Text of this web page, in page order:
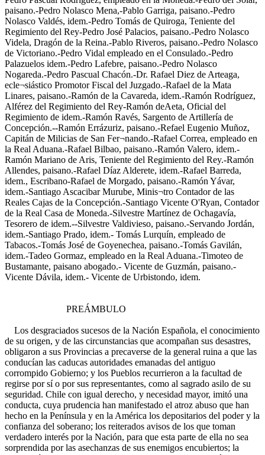
PREÁMBULO
Los desgraciados sucesos de la Nación Española, el conocimiento
de su origen, y de las circunstancias que acompañan sus desastres,
obligaron a sus Provincias a precaverse de la general ruina a que las
conducían las caducas autoridades emanadas del antiguo
corrompido Gobierno; y los Pueblos recurrieron a la facultad de
regirse por sí o por sus representantes, como al sagrado asilo de su
seguridad. Chile con igual derecho, y necesidad mayor, imitó una
conducta, cuya prudencia han manifestado el atroz abuso que han
hecho en la Península y en la América los depositarios del poder y la
confianza del soberano; los reiterados avisos de los que toman
verdadero interés por la Nación, para que esta parte de ella no sea
sorprendida por las asechanzas de sus enemigos encubiertos; la